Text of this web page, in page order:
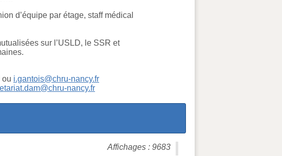
d’équipe par étage, staff médical
sur l’USLD, le SSR et
ou i.gantois@chru-nancy.fr
nancy.fr
Affichages : 9683